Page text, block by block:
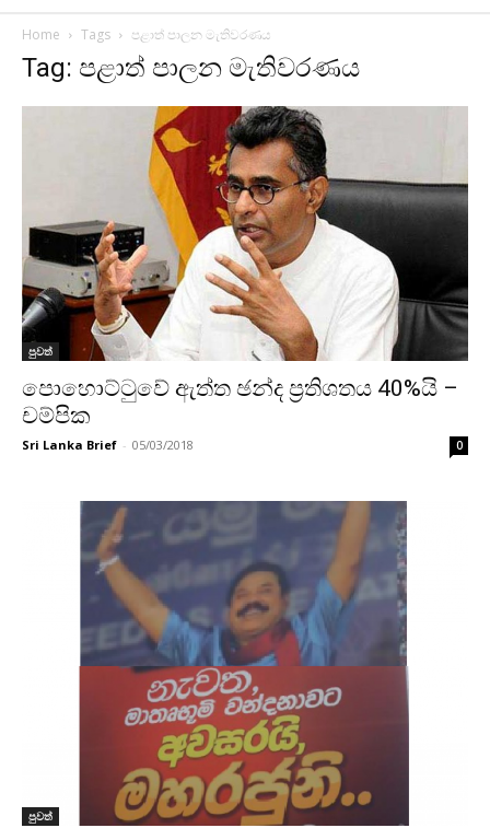
Home Tags පළාත් පාලන මැතිවරණය
Tag: පළාත් පාලන මැතිවරණය
පුවත්
පොහොට්ටුවේ ඇත්ත ඡන්ද ප්‍රතිශතය 40%යි –
චම්පික
Sri Lanka Brief - 05/03/2018 0
පුවත්